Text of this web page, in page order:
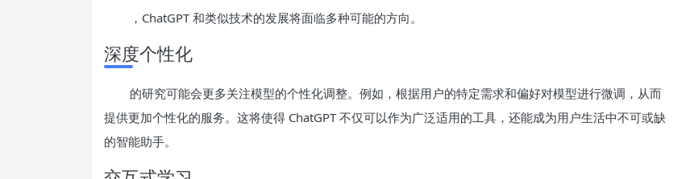
，ChatGPT 和类似技术的发展将面临多种可能的方向。
深度个性化
的研究可能会更多关注模型的个性化调整。例如，根据用户的特定需求和偏好对模型进行微调，从而
提供更加个性化的服务。这将使得 ChatGPT 不仅可以作为广泛适用的工具，还能成为用户生活中不可或缺
的智能助手。